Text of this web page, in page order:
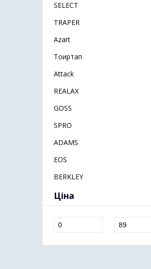
SELECT
TRAPER
Azart
Тоиртап
Attack
REALAX
GOSS
SPRO
ADAMS
EOS
BERKLEY
Ціна